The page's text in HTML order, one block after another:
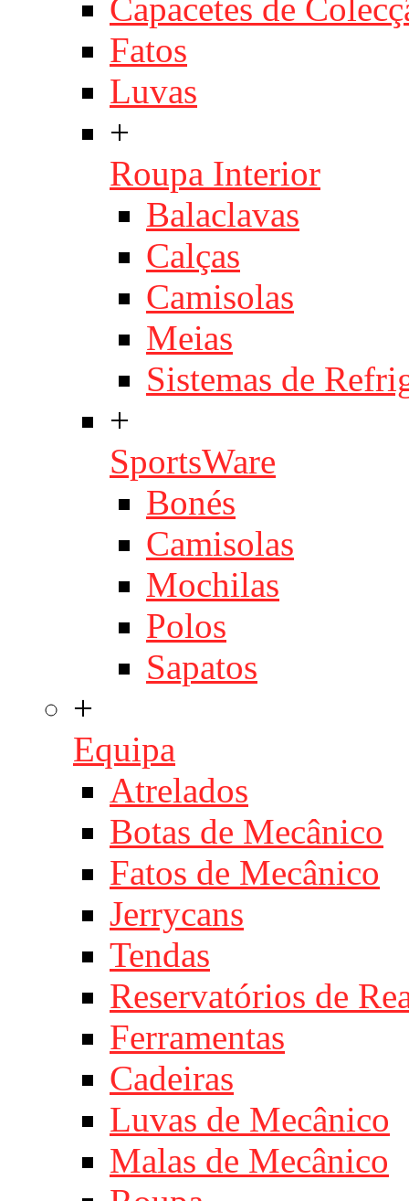
Capacetes de
Fatos
Luvas
+
Roupa Interior
Balaclavas
Calças
Camisolas
Meias
Sistemas de
+
SportsWare
Bonés
Camisolas
Mochilas
Polos
Sapatos
+
Equipa
Atrelados
Botas de Mecânico
Fatos de Mecânico
Jerrycans
Tendas
Reservatórios de
Ferramentas
Cadeiras
Luvas de Mecânico
Malas de Mecânico